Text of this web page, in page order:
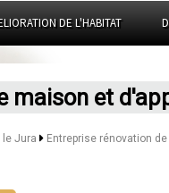
DE L'HABITAT
maison et
le Jura Entreprise rénovation